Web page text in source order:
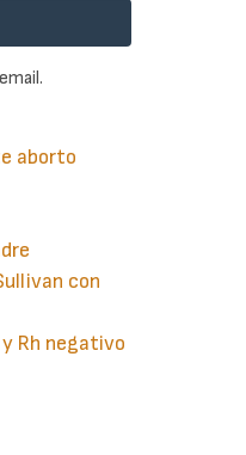
aborto
con
Rh negativo